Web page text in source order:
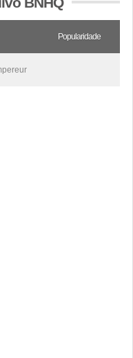
Popularidade